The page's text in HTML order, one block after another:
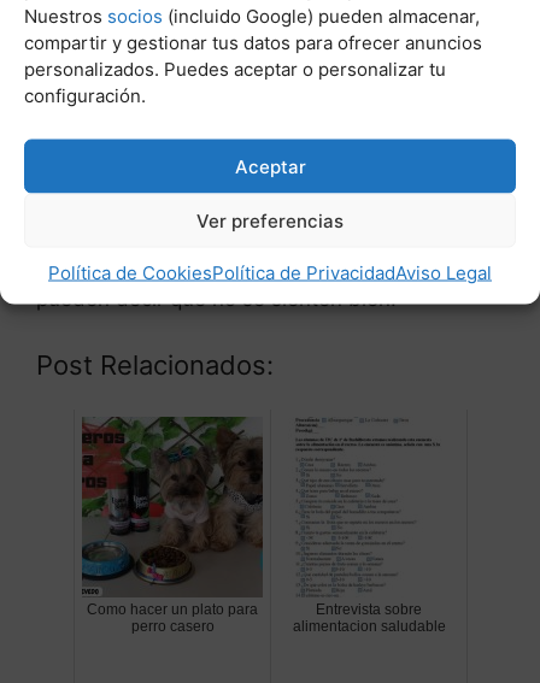
Nuestros socios (incluido Google) pueden almacenar,
compartir y gestionar tus datos para ofrecer anuncios
personalizados. Puedes aceptar o personalizar tu
configuración.
Aceptar
Ver preferencias
Política de CookiesPolítica de PrivacidadAviso Legal
intolerancia. En este caso, un perro inteligente
empezará a evitar su comida aunque tenga
hambre.
últimamente, o no está orinando a menudo,
considere la deshidratación. Los perros
deshidratados dejarán de comer porque no
quieren que su deshidratación empeore y
pueden decir que no se sienten bien.
Post Relacionados:
Como hacer un plato para
perro casero
Entrevista sobre
alimentacion saludable